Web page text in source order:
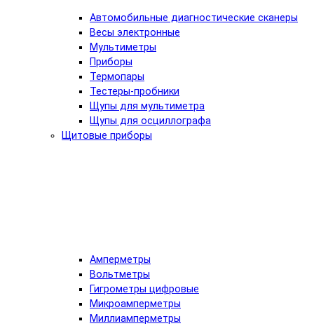
Автомобильные диагностические сканеры
Весы электронные
Мультиметры
Приборы
Термопары
Тестеры-пробники
Щупы для мультиметра
Щупы для осциллографа
Щитовые приборы
Амперметры
Вольтметры
Гигрометры цифровые
Микроамперметры
Миллиамперметры